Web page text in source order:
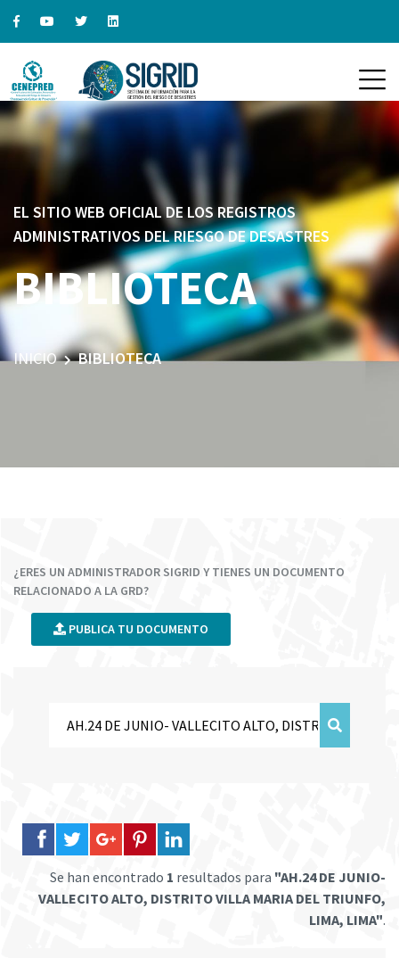
EL SITIO WEB OFICIAL DE LOS REGISTROS
ADMINISTRATIVOS DEL RIESGO DE DESASTRES
BIBLIOTECA
INICIO BIBLIOTECA
¿ERES UN ADMINISTRADOR SIGRID Y TIENES UN DOCUMENTO
RELACIONADO A LA GRD?
PUBLICA TU DOCUMENTO
Se han encontrado 1 resultados para "AH.24 DE JUNIO-
VALLECITO ALTO, DISTRITO VILLA MARIA DEL TRIUNFO,
LIMA, LIMA".